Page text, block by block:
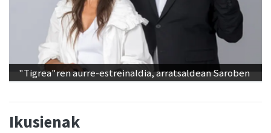
"Tigrea"ren aurre-estreinaldia, arratsaldean Saroben
Ikusienak